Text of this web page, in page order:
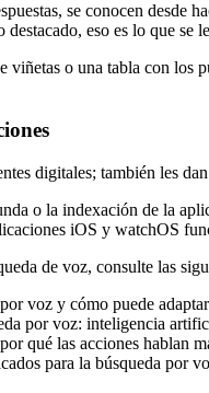
se conocen
eso es lo que se
o una tabla con los
digitales; también les
o la indexación de la
iOS y watchOS
de voz, consulte las
voz y cómo puede
por voz: inteligencia
qué las acciones hablan
para la búsqueda por